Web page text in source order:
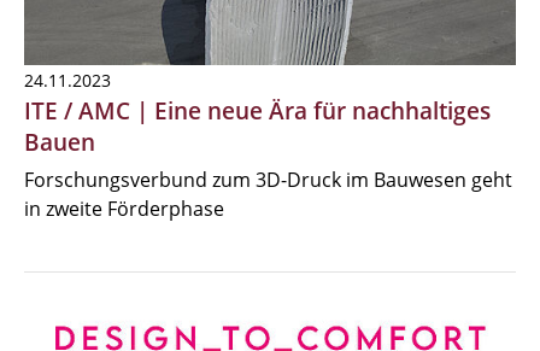
24.11.2023
ITE / AMC | Eine neue Ära für nachhaltiges
Bauen
Forschungsverbund zum 3D-Druck im Bauwesen geht
in zweite Förderphase